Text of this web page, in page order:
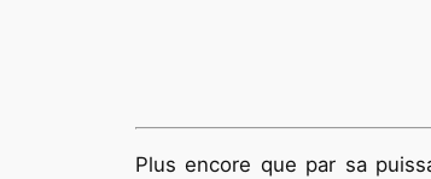
Plus encore que par sa